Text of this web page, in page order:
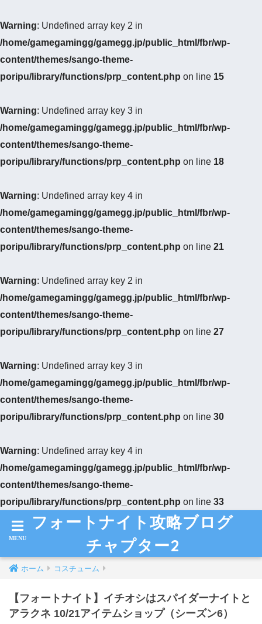
Warning: Undefined array key 2 in
/home/gamegamingg/gamegg.jp/public_html/fbr/wp-
content/themes/sango-theme-
poripu/library/functions/prp_content.php on line 15
Warning: Undefined array key 3 in
/home/gamegamingg/gamegg.jp/public_html/fbr/wp-
content/themes/sango-theme-
poripu/library/functions/prp_content.php on line 18
Warning: Undefined array key 4 in
/home/gamegamingg/gamegg.jp/public_html/fbr/wp-
content/themes/sango-theme-
poripu/library/functions/prp_content.php on line 21
Warning: Undefined array key 2 in
/home/gamegamingg/gamegg.jp/public_html/fbr/wp-
content/themes/sango-theme-
poripu/library/functions/prp_content.php on line 27
Warning: Undefined array key 3 in
/home/gamegamingg/gamegg.jp/public_html/fbr/wp-
content/themes/sango-theme-
poripu/library/functions/prp_content.php on line 30
Warning: Undefined array key 4 in
/home/gamegamingg/gamegg.jp/public_html/fbr/wp-
content/themes/sango-theme-
poripu/library/functions/prp_content.php on line 33
フォートナイト攻略ブログ
チャプター2
ホーム コスチューム
【フォートナイト】イチオシはスパイダーナイトと
アラクネ 10/21アイテムショップ（シーズン6）